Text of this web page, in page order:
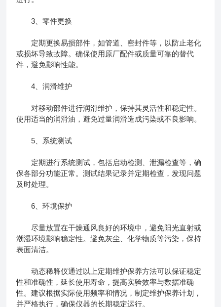
3、零件更换
定期更换易损部件，如管道、密封件等，以防止老化
或损坏导致故障。确保使用原厂配件或质量可靠的替代
件，避免影响性能。
4、润滑维护
对移动部件进行润滑维护，保持其灵活性和稳定性。
使用适当的润滑油，避免过量润滑造成污染或不良影响。
5、系统测试
定期进行系统测试，包括启动检测、泄漏检查等，确
保各部分功能正常。测试结果记录并定期检查，发现问题
及时处理。
6、环境保护
尽量放置在干燥通风良好的环境中，避免阳光直射或
潮湿环境影响稳定性。避免灰尘、化学物质等污染，保持
表面清洁。
动态稀释仪通过以上定期维护保养方法可以保证稳定
性和准确性，延长使用寿命，提高实验效率与数据准确
性。建议根据实际使用频率和情况，制定维护保养计划，
并严格执行，确保仪器的长期稳定运行。